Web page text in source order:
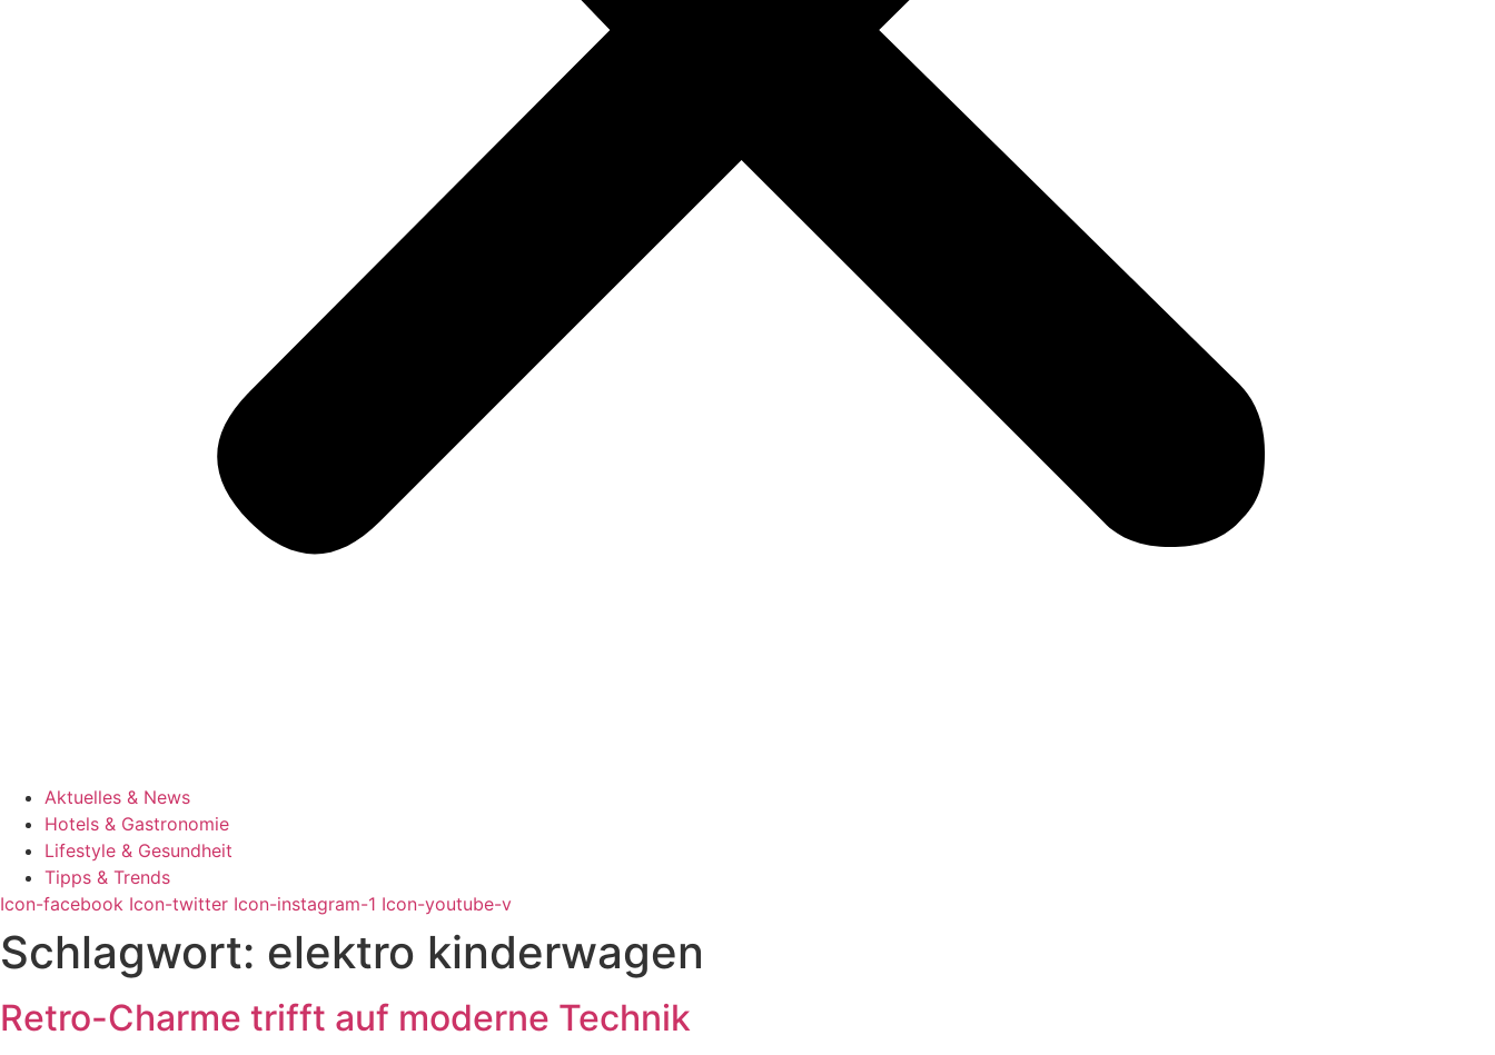
Aktuelles & News
Hotels & Gastronomie
Lifestyle & Gesundheit
Tipps & Trends
Icon-facebook Icon-twitter Icon-instagram-1 Icon-youtube-v
Schlagwort: elektro kinderwagen
Retro-Charme trifft auf moderne Technik